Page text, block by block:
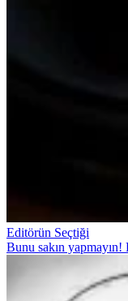
Editörün Seçtiği
Bunu sakın yapmayın!